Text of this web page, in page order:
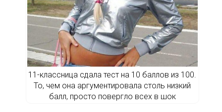
11-классница сдала тест на 10 баллов из 100.
То, чем она аргументировала столь низкий
балл, просто повергло всех в шок